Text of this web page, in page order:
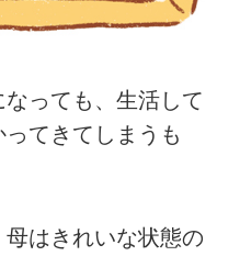
っても、生活して
てきてしまうも
母はきれいな状態の